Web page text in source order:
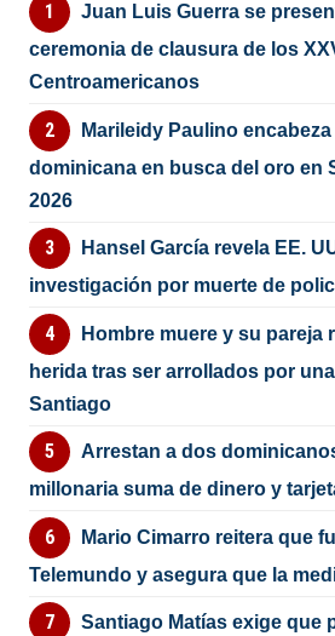
Juan Luis Guerra se
ceremonia de clausura de los
Centroamericanos
Marileidy Paulino
dominicana en busca del oro en
2026
Hansel García revela EE.
investigación por muerte de
Hombre muere y su pareja
herida tras ser arrollados por
Santiago
Arrestan a dos
millonaria suma de dinero y
Mario Cimarro reitera que
Telemundo y asegura que la
Santiago Matías exige que